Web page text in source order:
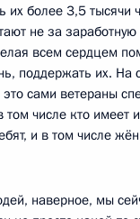
их более 3,5 тысячи
не за заработную
всем сердцем
поддержать их. На
сами ветераны
числе кто имеет
и в том числе
наверное, мы